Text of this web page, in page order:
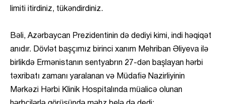
limiti itirdiniz, tükəndirdiniz.
Bəli, Azərbaycan Prezidentinin də dediyi kimi, indi həqiqət
anıdır. Dövlət başçımız birinci xanım Mehriban Əliyeva ilə
birlikdə Ermənistanın sentyabrın 27-dən başlayan hərbi
təxribatı zamanı yaralanan və Müdafiə Nazirliyinin
Mərkəzi Hərbi Klinik Hospitalında müalicə olunan